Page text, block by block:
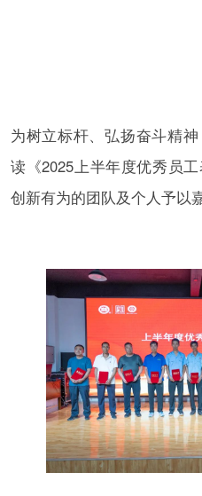
为树立标杆、弘扬奋斗精
读《2025上半年度优秀员
创新有为的团队及个人予以嘉